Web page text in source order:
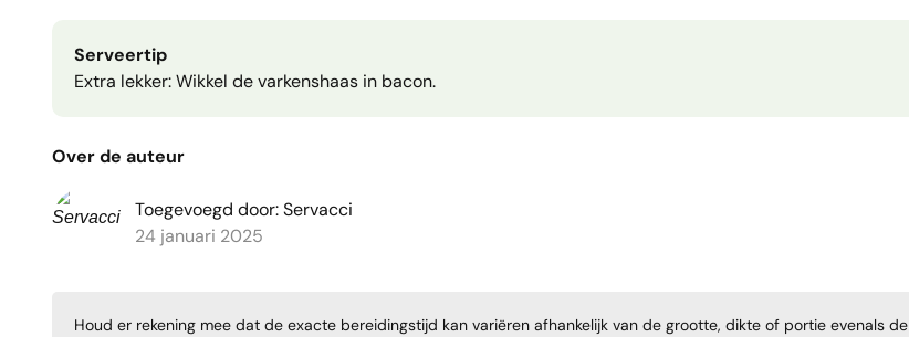
Serveertip
Extra lekker: Wikkel de varkenshaas in bacon.
Over de auteur
Toegevoegd door: Servacci
24 januari 2025
Houd er rekening mee dat de exacte bereidingstijd kan variëren afhankelijk van de grootte, dikte of portie evenals de